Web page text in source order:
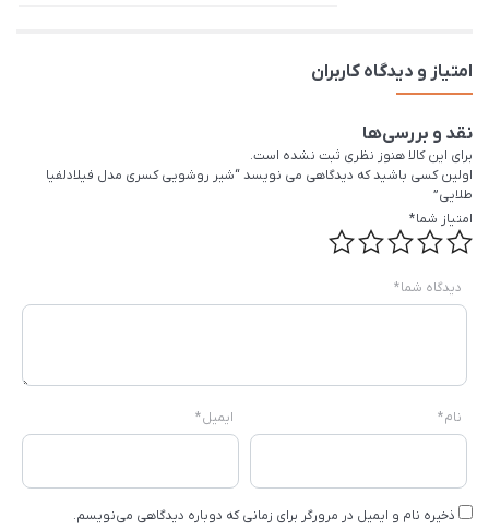
امتیاز و دیدگاه کاربران
نقد و بررسی‌ها
برای این کالا هنوز نظری ثبت نشده است.
اولین کسی باشید که دیدگاهی می نویسد “شیر روشویی کسری مدل فیلادلفیا
طلایی”
امتیاز شما*
دیدگاه شما*
نام* ایمیل*
ذخیره نام و ایمیل در مرورگر برای زمانی که دوباره دیدگاهی می‌نویسم.